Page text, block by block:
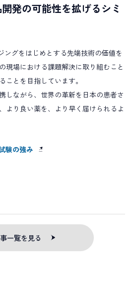
発の可能性を拡げるシミ
ングをはじめとする先端技術の価値を
現場における課題解決に取り組むこと
ことを目指しています。
しながら、世界の革新を日本の患者さ
より良い薬を、より早く届けられるよ
験の強み
一覧を見る